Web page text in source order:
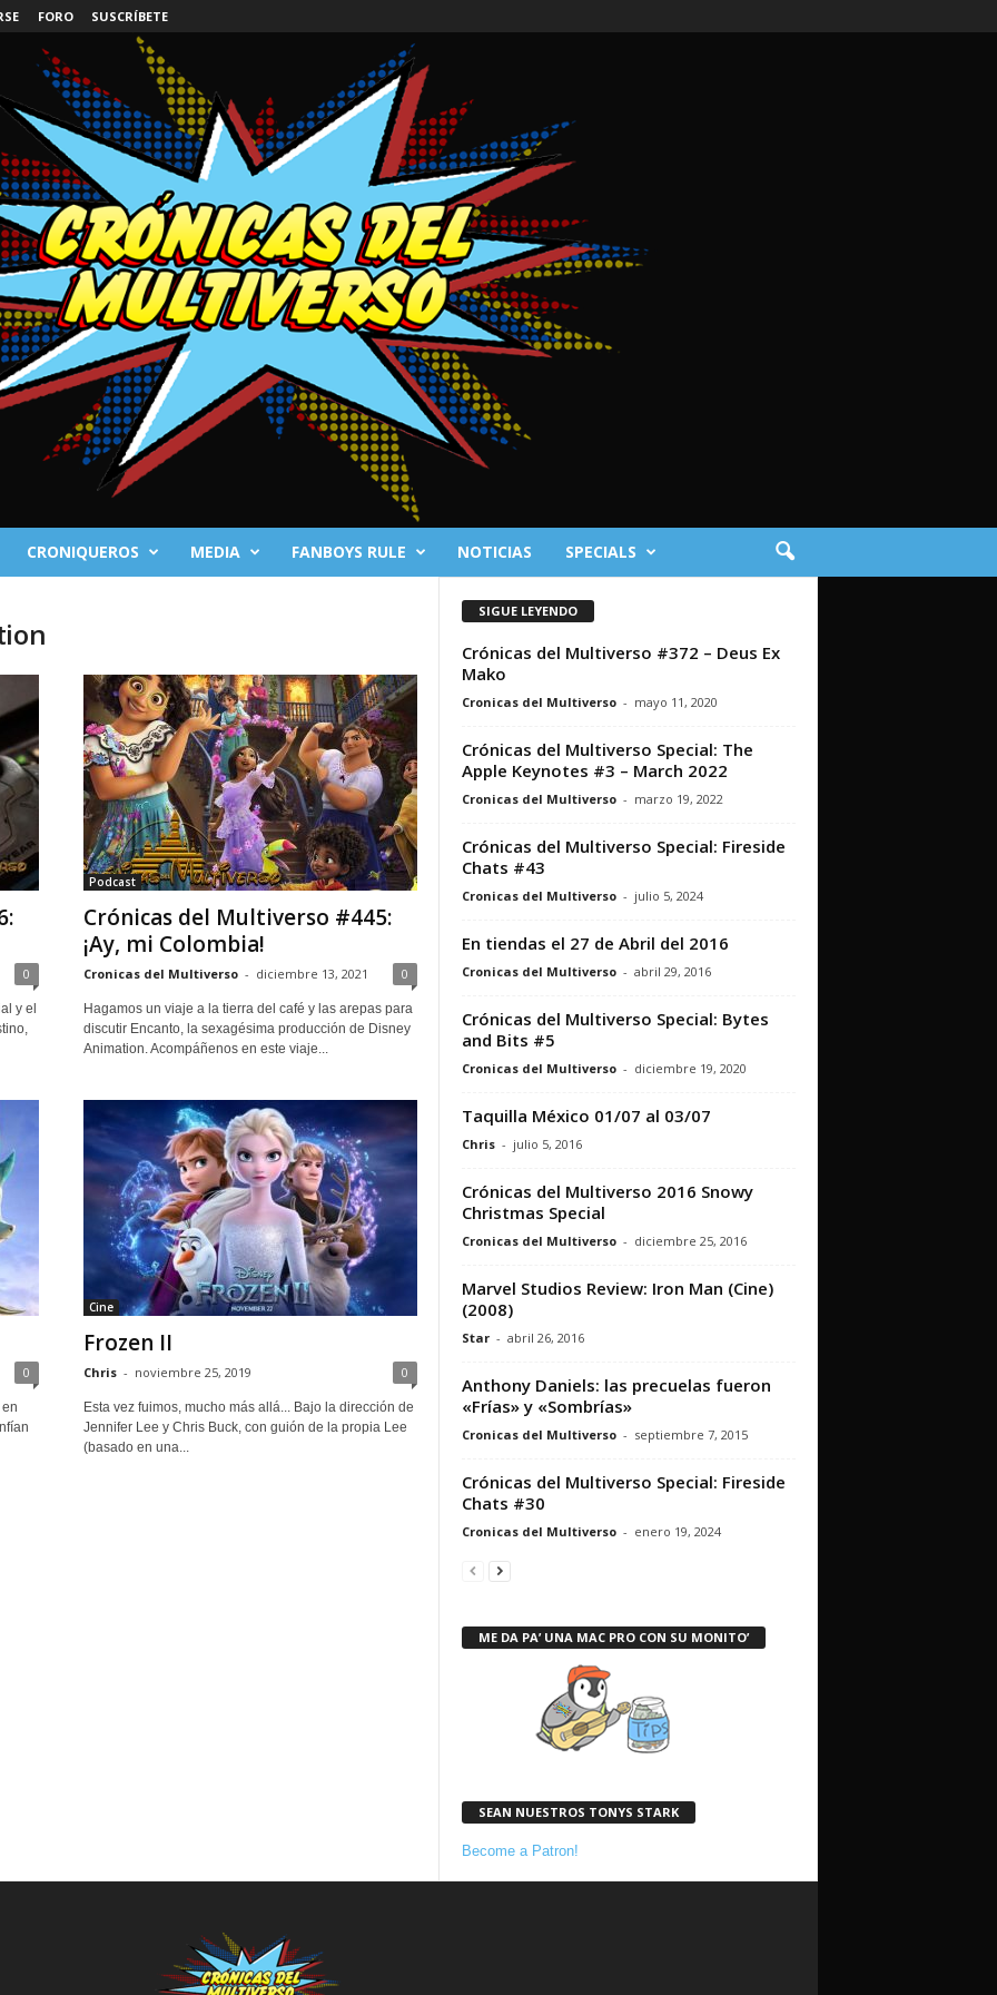
FORO SUSCRÍBETE
CRONIQUEROS MEDIA FANBOYS RULE NOTICIAS SPECIALS
0
y el
Podcast
Crónicas del Multiverso #445:
¡Ay, mi Colombia!
Cronicas del Multiverso - diciembre 13, 2021 0
Hagamos un viaje a la tierra del café y las arepas para
discutir Encanto, la sexagésima producción de Disney
Animation. Acompáñenos en este viaje...
0
Cine
Frozen II
Chris - noviembre 25, 2019 0
Esta vez fuimos, mucho más allá... Bajo la dirección de
Jennifer Lee y Chris Buck, con guión de la propia Lee
(basado en una...
SIGUE LEYENDO
Crónicas del Multiverso #372 – Deus Ex
Mako
Cronicas del Multiverso - mayo 11, 2020
Crónicas del Multiverso Special: The
Apple Keynotes #3 – March 2022
Cronicas del Multiverso - marzo 19, 2022
Crónicas del Multiverso Special: Fireside
Chats #43
Cronicas del Multiverso - julio 5, 2024
En tiendas el 27 de Abril del 2016
Cronicas del Multiverso - abril 29, 2016
Crónicas del Multiverso Special: Bytes
and Bits #5
Cronicas del Multiverso - diciembre 19, 2020
Taquilla México 01/07 al 03/07
Chris - julio 5, 2016
Crónicas del Multiverso 2016 Snowy
Christmas Special
Cronicas del Multiverso - diciembre 25, 2016
Marvel Studios Review: Iron Man (Cine)
(2008)
Star - abril 26, 2016
Anthony Daniels: las precuelas fueron
«Frías» y «Sombrías»
Cronicas del Multiverso - septiembre 7, 2015
Crónicas del Multiverso Special: Fireside
Chats #30
Cronicas del Multiverso - enero 19, 2024
ME DA PA’ UNA MAC PRO CON SU MONITO’
SEAN NUESTROS TONYS STARK
Become a Patron!